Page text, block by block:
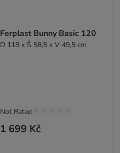
Ferplast Bunny Basic 120
D 118 x Š 58,5 x V 49,5 cm
1 699 Kč
Not Rated